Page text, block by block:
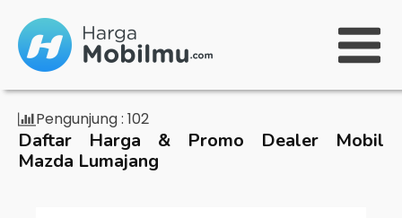
Pengunjung : 102
Daftar Harga & Promo Dealer Mobil
Mazda Lumajang